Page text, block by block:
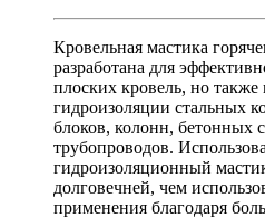
Кровельная мастика
разработана для
плоских кровель, но
гидроизоляции стальных
блоков, колонн, бетонных
трубопроводов.
гидроизоляционный
долговечней, чем
применения благодаря